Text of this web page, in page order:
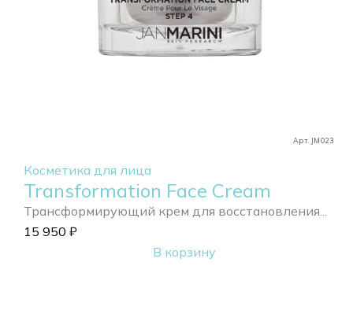
Арт. JM023
Косметика для лица
Transformation Face Cream
Трансформирующий крем для восстановления...
15 950 ₽
В корзину